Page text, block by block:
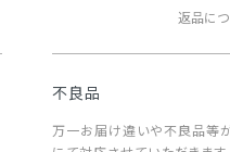
返品に
不良品
万一お届け違いや不良品等